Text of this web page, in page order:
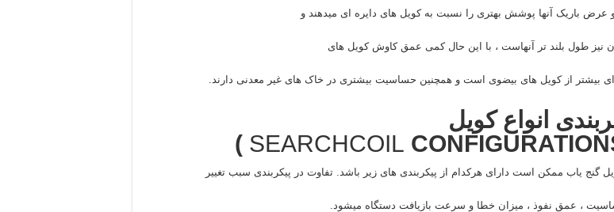
و عرض باریک آنها پوشش بهتری را نسبت به کویل های دایره ای میدهند و
نیز طول بلند تر آنهاست ، با این حال کمی عمق کاوش کویل های
ای بیشتر از کویل های بیضوی است و همچنین حساسیت بیشتری در خاک های غیر معدنی دارند.
انواع کویل
SEARCHCOIL
گنج یاب ممکن است دارای هرکدام از پیکربندی های زیر باشد. تفاوت در پیکربندی سبب تغییر
، عمق نفوذ ، میزان خطا و سرعت بازیافت دستگاه میشود.